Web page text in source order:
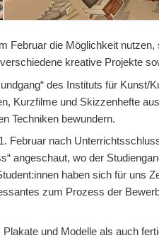
Februar die Möglichkeit
kreative Projekte
des Instituts für Kunst/
Kurzfilme und Skizzenhefte
Techniken bewundern.
Februar nach
angeschaut, wo der
haben sich für uns
zum Prozess der
und Modelle als auch